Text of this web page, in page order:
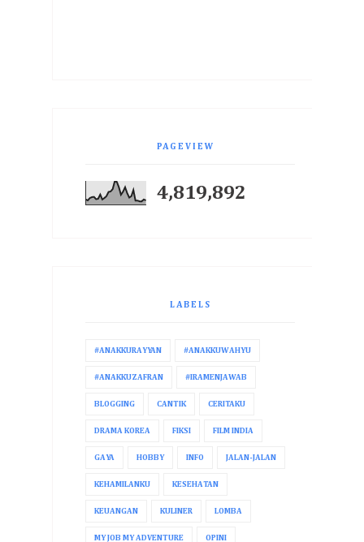
PAGEVIEW
4,819,892
LABELS
#ANAKKURAYYAN #ANAKKUWAHYU
#ANAKKUZAFRAN #IRAMENJAWAB
BLOGGING CANTIK CERITAKU
DRAMA KOREA FIKSI FILM INDIA
GAYA HOBBY INFO JALAN-JALAN
KEHAMILANKU KESEHATAN
KEUANGAN KULINER LOMBA
MY JOB MY ADVENTURE OPINI